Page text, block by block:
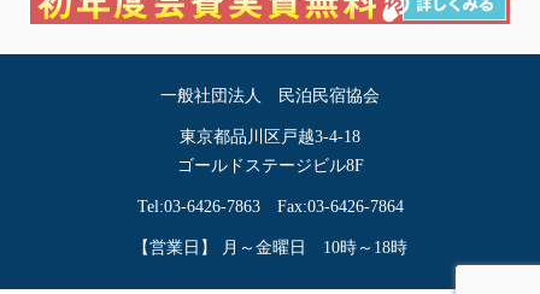
一般社団法人 民泊民宿協会
東京都品川区戸越3-4-18
ゴールドステージビル8F
Tel:03-6426-7863 Fax:03-6426-7864
【営業日】 月～金曜日 10時～18時